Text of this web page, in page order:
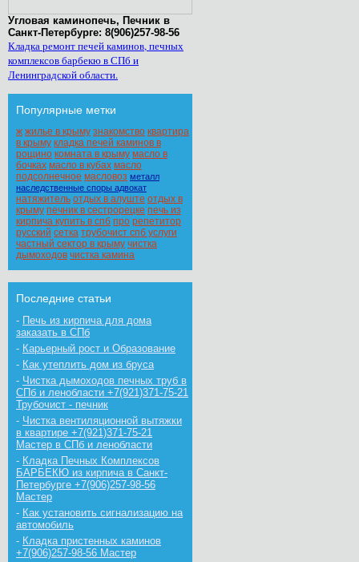
Угловая каминопечь, Печник в
Санкт-Петербурге: 8(906)257-98-56
Кладка ремонт печей каминов, печных
комплексов барбекю в СПб и
Ленинградской области.
Популярные метки
ж жилье в крыму знакомство квартира
в крыму кладка печей каминов в
рощино комната в крыму масло в
бочках масло в кубах масло
подсолнечное масловоз металл
наследственные споры адвокат
натяжитель отдых в алуште отдых в
крыму печник в сестрорецке печь из
кирпича купить в спб про репетитор
русский сетка трубочист спб услуги
частный сектор в крыму чистка
дымоходов чистка камина
Последние статьи
- Печь из кирпича для дома
заказать в СПб
- Карьерный рост и Образование
- Как утеплить дом из бруса
- Чистка дымоходов печных труб в
СПб и ленобласти +7(921)371-75-21
Трубочист - печник
- Чистка вентиляционной вытяжки
в квартире +7(921)371-75-21
Мастер в СПб и ленобласти
- Кладка Печных Комплексов
БАРБЕКЮ из кирпича в Санкт-
Петербурге +7(906)257-98-56
Мастер
- Как установить сигнализацию на
автомобиль
- Кладка пристенных каминов
+7(906)257-98-56 Мастер